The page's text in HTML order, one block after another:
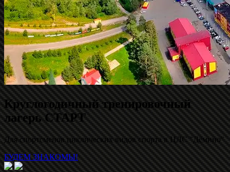
Круглогодичный тренировочный
лагерь СТАРТ
Для спортсменов циклических видов спорта в ЦЛС "Дёмино"
БУДЕМ ЗНАКОМЫ!